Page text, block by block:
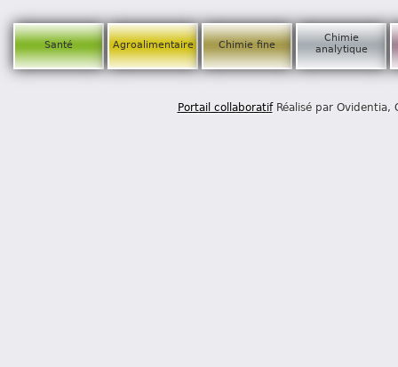
Santé Agroalimentaire Chimie fine
Chimie
analytique
Portail collaboratifRéalisé par Ovidentia,